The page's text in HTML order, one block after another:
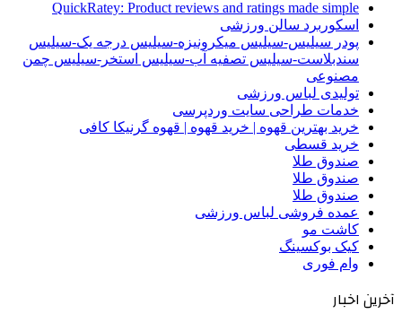
QuickRatey: Product reviews and ratings made simple
اسکوربرد سالن ورزشی
پودر سیلیس-سیلیس میکرونیزه-سیلیس درجه یک-سیلیس
سندبلاست-سیلیس تصفیه آب-سیلیس استخر-سیلیس چمن
مصنوعی
تولیدی لباس ورزشی
خدمات طراحی سایت وردپرسی
خرید بهترین قهوه | خرید قهوه | قهوه گرنیکا کافی
خرید قسطی
صندوق طلا
صندوق طلا
صندوق طلا
عمده فروشی لباس ورزشی
کاشت مو
کیک بوکسینگ
وام فوری
آخرین اخبار